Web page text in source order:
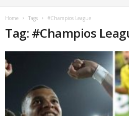
Home Tags #Champios League
Tag: #Champios